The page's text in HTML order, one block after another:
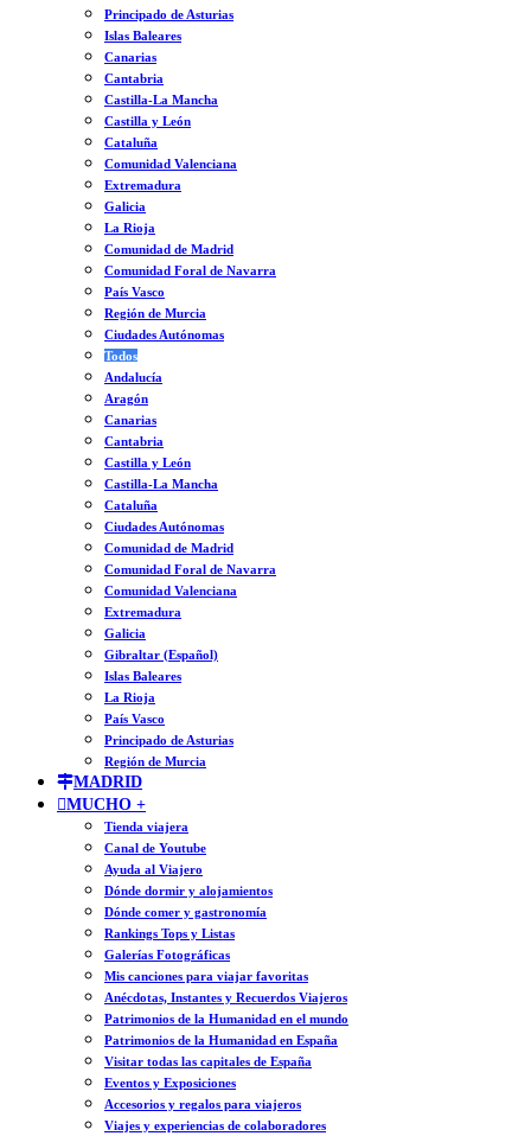
Principado de Asturias
Islas Baleares
Canarias
Cantabria
Castilla-La Mancha
Castilla y León
Cataluña
Comunidad Valenciana
Extremadura
Galicia
La Rioja
Comunidad de Madrid
Comunidad Foral de Navarra
País Vasco
Región de Murcia
Ciudades Autónomas
Todos
Andalucía
Aragón
Canarias
Cantabria
Castilla y León
Castilla-La Mancha
Cataluña
Ciudades Autónomas
Comunidad de Madrid
Comunidad Foral de Navarra
Comunidad Valenciana
Extremadura
Galicia
Gibraltar (Español)
Islas Baleares
La Rioja
País Vasco
Principado de Asturias
Región de Murcia
MADRID
MUCHO +
Tienda viajera
Canal de Youtube
Ayuda al Viajero
Dónde dormir y alojamientos
Dónde comer y gastronomía
Rankings Tops y Listas
Galerías Fotográficas
Mis canciones para viajar favoritas
Anécdotas, Instantes y Recuerdos Viajeros
Patrimonios de la Humanidad en el mundo
Patrimonios de la Humanidad en España
Visitar todas las capitales de España
Eventos y Exposiciones
Accesorios y regalos para viajeros
Viajes y experiencias de colaboradores